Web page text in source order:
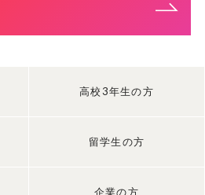
高校3年生の方
留学生の方
企業の方